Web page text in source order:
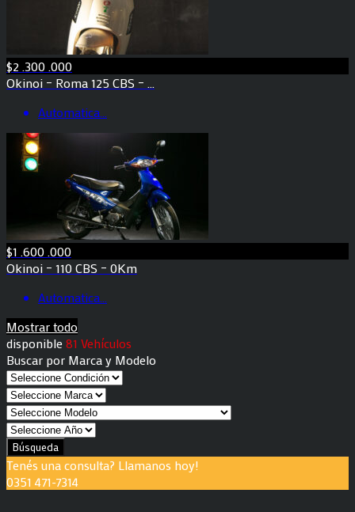
$2 .300 .000
Okinoi – Roma 125 CBS – ...
Automatica
$1 .600 .000
Okinoi – 110 CBS – 0Km
Automatica
Mostrar todo
disponible81 Vehículos
Buscar por Marca y Modelo
Búsqueda
Tenés una consulta? Llamanos hoy!
0351 471-7314